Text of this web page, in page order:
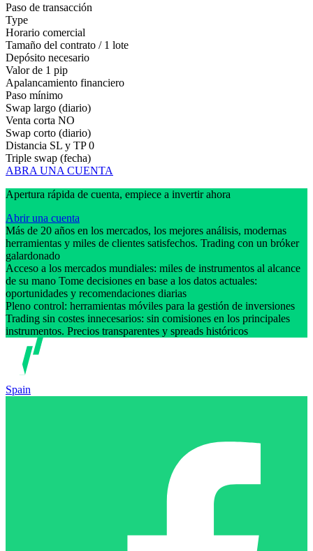
Paso de transacción
Type
Horario comercial
Tamaño del contrato / 1 lote
Depósito necesario
Valor de 1 pip
Apalancamiento financiero
Paso mínimo
Swap largo (diario)
Venta corta NO
Swap corto (diario)
Distancia SL y TP 0
Triple swap (fecha)
ABRA UNA CUENTA
Apertura rápida de cuenta, empiece a invertir ahora
Abrir una cuenta
Más de 20 años en los mercados, los mejores análisis, modernas
herramientas y miles de clientes satisfechos. Trading con un bróker
galardonado
Acceso a los mercados mundiales: miles de instrumentos al alcance
de su mano Tome decisiones en base a los datos actuales:
oportunidades y recomendaciones diarias
Pleno control: herramientas móviles para la gestión de inversiones
Trading sin costes innecesarios: sin comisiones en los principales
instrumentos. Precios transparentes y spreads históricos
Spain